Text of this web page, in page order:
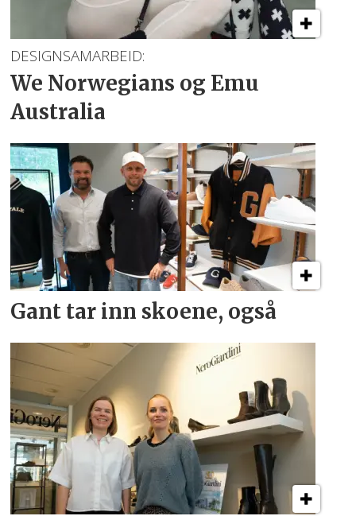
DESIGNSAMARBEID:
We Norwegians og Emu
Australia
Gant tar inn skoene, også